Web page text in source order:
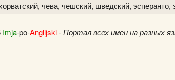
чева, чешский, шведский, эсперанто,
Imja-po-Anglijski-Портал всех имен на разных